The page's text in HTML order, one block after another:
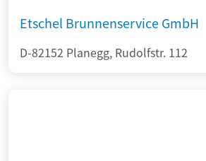
Etschel Brunnenservice GmbH
D-82152 Planegg, Rudolfstr. 112